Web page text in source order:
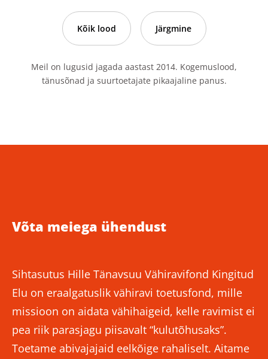
Kõik lood Järgmine
Meil on lugusid jagada aastast 2014. Kogemuslood,
tänusõnad ja suurtoetajate pikaajaline panus.
Võta meiega ühendust
Sihtasutus Hille Tänavsuu Vähiravifond Kingitud
Elu on eraalgatuslik vähiravi toetusfond, mille
missioon on aidata vähihaigeid, kelle ravimist ei
pea riik parasjagu piisavalt “kulutõhusaks”.
Toetame abivajajaid eelkõige rahaliselt. Aitame